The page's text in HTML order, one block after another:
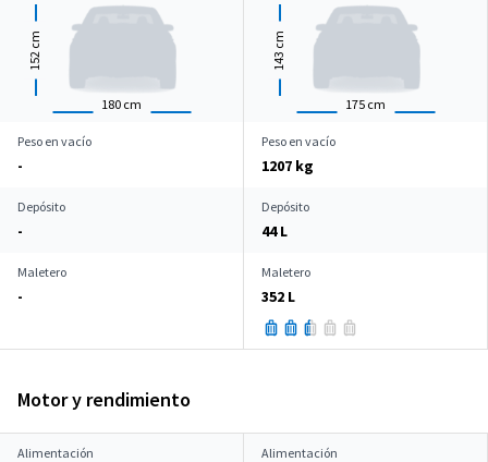
180 cm
152
cm
175 cm
143
cm
Peso en vacío
-
Peso en vacío
1207 kg
Depósito
-
Depósito
44 L
Maletero
-
Maletero
352 L
Motor y rendimiento
Alimentación Alimentación